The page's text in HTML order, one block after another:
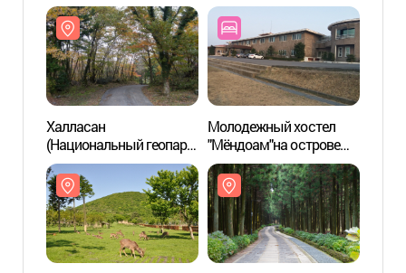
(제주4·3평화공원)
Халласан
(Национальный геопарк
Чечжудо) (한라산
(제주도 국가지질공원))
Молодежный хостел
"Мёндоам"на острове
Чечжу (제주
명도암유스호스텔)